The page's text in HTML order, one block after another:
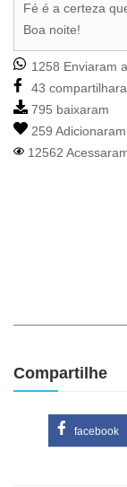
Fé é a certeza
Boa noite!
1258 Enviaram
43
795 baixaram
259
12562
Compartilhe
facebook